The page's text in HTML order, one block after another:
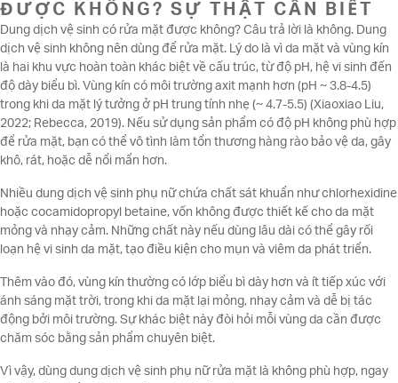
ĐƯỢC KHÔNG? SỰ THẬT CẦN BIẾT
Dung dịch vệ sinh có rửa mặt được không? Câu trả lời là không. Dung
dịch vệ sinh không nên dùng để rửa mặt. Lý do là vì da mặt và vùng kín
là hai khu vực hoàn toàn khác biệt về cấu trúc, từ độ pH, hệ vi sinh đến
độ dày biểu bì. Vùng kín có môi trường axit mạnh hơn (pH ~ 3.8-4.5)
trong khi da mặt lý tưởng ở pH trung tính nhẹ (~ 4.7-5.5) (Xiaoxiao Liu,
2022; Rebecca, 2019). Nếu sử dụng sản phẩm có độ pH không phù hợp
để rửa mặt, bạn có thể vô tình làm tổn thương hàng rào bảo vệ da, gây
khô, rát, hoặc dễ nổi mẩn hơn.
Nhiều dung dịch vệ sinh phụ nữ chứa chất sát khuẩn như chlorhexidine
hoặc cocamidopropyl betaine, vốn không được thiết kế cho da mặt
mỏng và nhạy cảm. Những chất này nếu dùng lâu dài có thể gây rối
loạn hệ vi sinh da mặt, tạo điều kiện cho mụn và viêm da phát triển.
Thêm vào đó, vùng kín thường có lớp biểu bì dày hơn và ít tiếp xúc với
ánh sáng mặt trời, trong khi da mặt lại mỏng, nhạy cảm và dễ bị tác
động bởi môi trường. Sự khác biệt này đòi hỏi mỗi vùng da cần được
chăm sóc bằng sản phẩm chuyên biệt.
Vì vậy, dùng dung dịch vệ sinh phụ nữ rửa mặt là không phù hợp, ngay